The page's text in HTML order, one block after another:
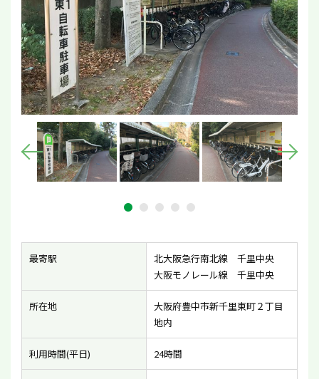
最寄駅
北大阪急行南北線 千里中央
大阪モノレール線 千里中央
所在地
大阪府豊中市新千里東町２丁目
地内
利用時間(平日) 24時間